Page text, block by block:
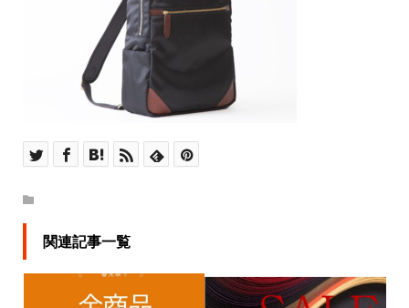
関連記事一覧